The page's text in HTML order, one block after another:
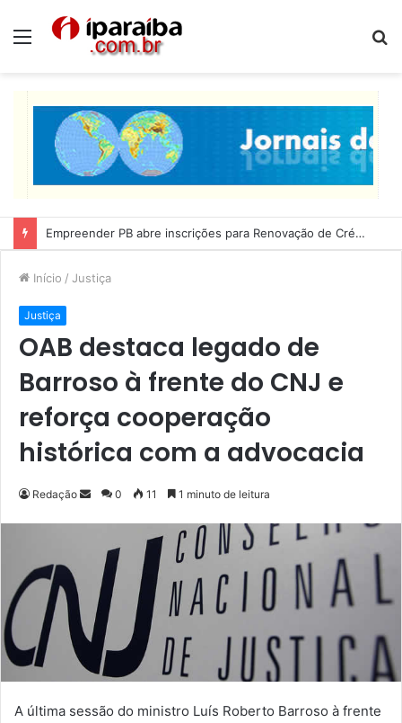
Menu
Empreender PB abre inscrições para Renovação de Crédito
Início / Justiça
Justiça
OAB destaca legado de
Barroso à frente do CNJ e
reforça cooperação
histórica com a advocacia
Redação
m
e
a
0 11 1 minuto de leitura
A última sessão do ministro Luís Roberto Barroso à frente